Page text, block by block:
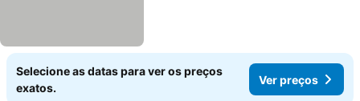
Selecione as datas para ver os preços
exatos.
Ver preços